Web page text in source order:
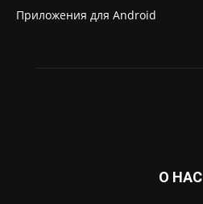
Приложения для Android
О НАС